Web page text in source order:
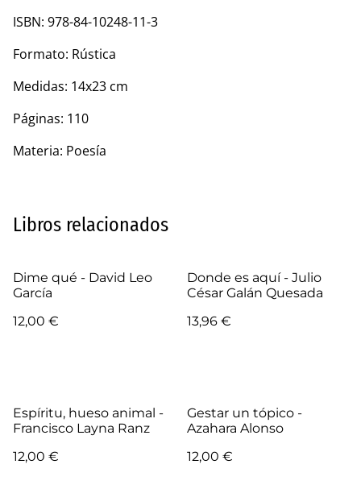
ISBN: 978-84-10248-11-3
Formato: Rústica
Medidas: 14x23 cm
Páginas: 110
Materia: Poesía
Libros relacionados
Dime qué - David Leo
García
12,00 €
Donde es aquí - Julio
César Galán Quesada
13,96 €
Espíritu, hueso animal -
Francisco Layna Ranz
12,00 €
Gestar un tópico -
Azahara Alonso
12,00 €